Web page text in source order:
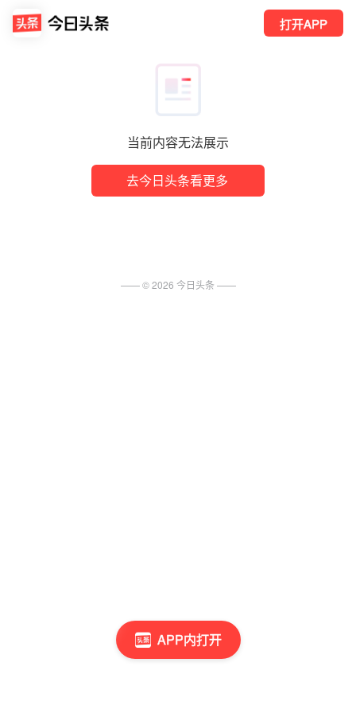
当前内容无法展示
去今日头条看更多
打开APP
APP内打开
—— ©2026 今日头条 ——